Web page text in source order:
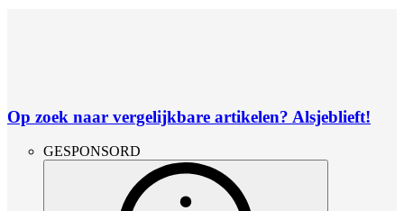
Op zoek naar vergelijkbare artikelen? Alsjeblieft!
GESPONSORD